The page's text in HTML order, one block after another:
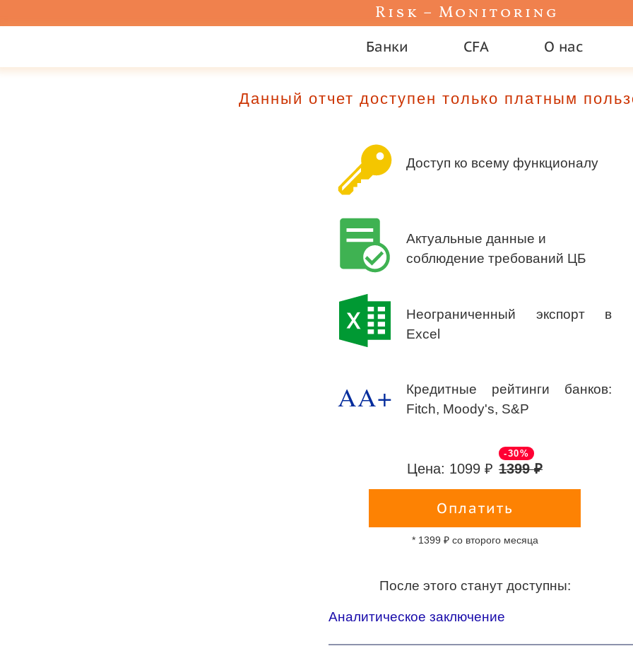
Risk – Monitoring
Банки CFA О нас
Данный отчет доступен только платным
Доступ ко всему функционалу
Актуальные данные и
соблюдение требований ЦБ
Неограниченный экспорт в
Excel
AA+
Кредитные рейтинги банков:
Fitch, Moody's, S&P
Цена: 1099 ₽ 1399 ₽
-30%
Оплатить
* 1399 ₽ со второго месяца
После этого станут доступны:
Аналитическое заключение